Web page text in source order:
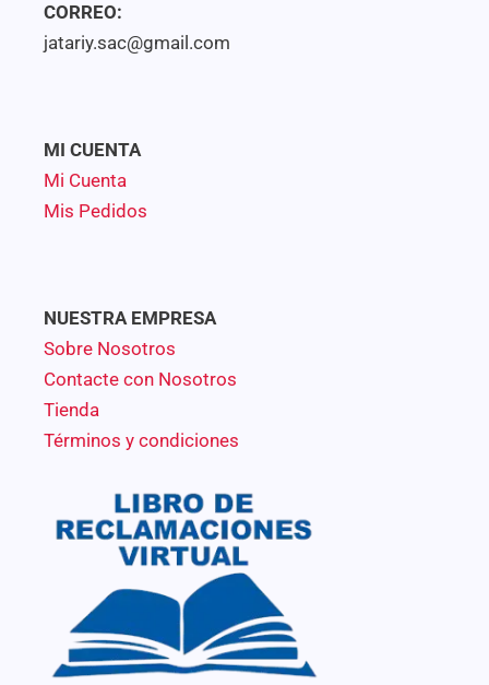
CORREO:
jatariy.sac@gmail.com
MI CUENTA
Mi Cuenta
Mis Pedidos
NUESTRA EMPRESA
Sobre Nosotros
Contacte con Nosotros
Tienda
Términos y condiciones